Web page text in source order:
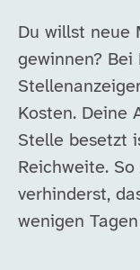
Du willst neue
gewinnen?
Kosten. Deine
Stelle besetzt
Reichweite.
verhinderst,
wenigen